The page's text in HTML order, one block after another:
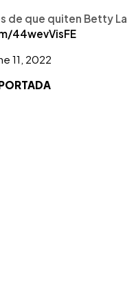
de que quiten Betty La
44wevVisFE
11, 2022